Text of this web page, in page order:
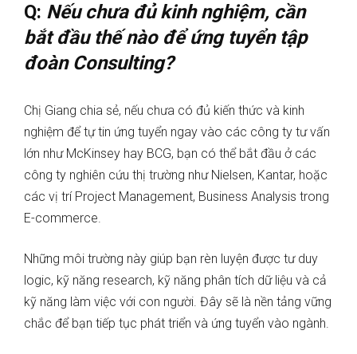
Q: Nếu chưa đủ kinh nghiệm, cần
bắt đầu thế nào để ứng tuyển tập
đoàn Consulting?
Chị Giang chia sẻ, nếu chưa có đủ kiến thức và kinh
nghiệm để tự tin ứng tuyển ngay vào các công ty tư vấn
lớn như McKinsey hay BCG, bạn có thể bắt đầu ở các
công ty nghiên cứu thị trường như Nielsen, Kantar, hoặc
các vị trí Project Management, Business Analysis trong
E-commerce.
Những môi trường này giúp bạn rèn luyện được tư duy
logic, kỹ năng research, kỹ năng phân tích dữ liệu và cả
kỹ năng làm việc với con người. Đây sẽ là nền tảng vững
chắc để bạn tiếp tục phát triển và ứng tuyển vào ngành.